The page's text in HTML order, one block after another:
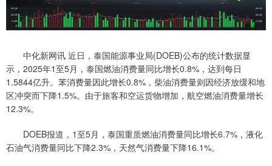
中化新网讯 近日，泰国能源事业局(DOEB)公布的统计数据显
示，2025年1至5月，泰国燃油消费量同比增长0.8%，达到每日
1.5844亿升。苯消费量因此增长0.8%，柴油消费量则因经济放缓和地
区冲突而下降1.5%。由于旅客和空运货物增加，航空燃油消费量增长
12.3%。
DOEB报道，1至5月，泰国重质燃油消费量同比增长6.7%，液化
石油气消费量同比下降2.3%，天然气消费量下降16.1%。